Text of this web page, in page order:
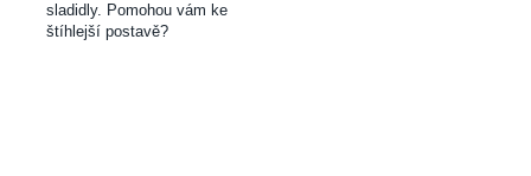
sladidly. Pomohou vám ke
štíhlejší postavě?